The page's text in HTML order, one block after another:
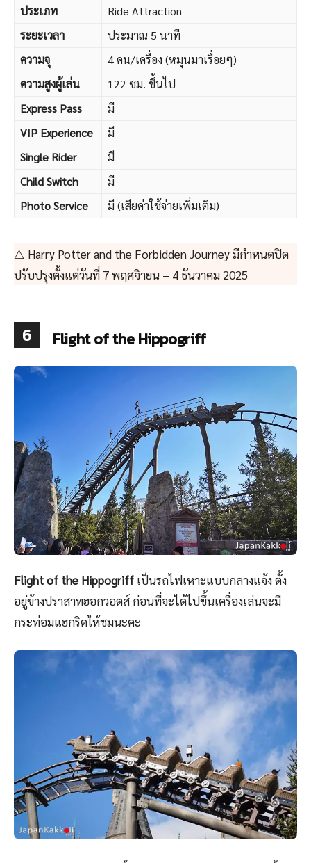
ประเภท
Ride Attraction
ระยะเวลา
ประมาณ 5 นาที
ความจุ
4 คน/เครื่อง (หมุนมาเรื่อยๆ)
ความสูงผู้เล่น
122 ซม. ขึ้นไป
Express Pass
มี
VIP Experience
มี
Single Rider
มี
Child Switch
มี
Photo Service
มี (เสียค่าใช้จ่ายเพิ่มเติม)
⚠️ Harry Potter and the Forbidden Journey มีกำหนดปิด
ปรับปรุงตั้งแต่วันที่ 7 พฤศจิายน – 4 ธันวาคม 2025
6 Flight of the Hippogriff
Flight of the Hippogriff เป็นรถไฟเหาะแบบกลางแจ้ง ตั้ง
อยู่ข้างปราสาทฮอกวอตส์ ก่อนที่จะได้ไปขึ้นเครื่องเล่นจะมี
กระท่อมแฮกริดให้ชมนะคะ